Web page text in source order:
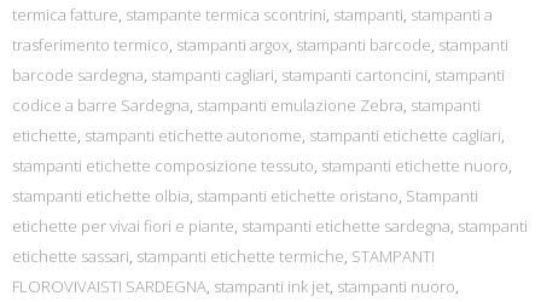
termica fatture, stampante termica scontrini, stampanti, stampanti a
trasferimento termico, stampanti argox, stampanti barcode, stampanti
barcode sardegna, stampanti cagliari, stampanti cartoncini, stampanti
codice a barre Sardegna, stampanti emulazione Zebra, stampanti
etichette, stampanti etichette autonome, stampanti etichette cagliari,
stampanti etichette composizione tessuto, stampanti etichette nuoro,
stampanti etichette olbia, stampanti etichette oristano, Stampanti
etichette per vivai fiori e piante, stampanti etichette sardegna, stampanti
etichette sassari, stampanti etichette termiche, STAMPANTI
FLOROVIVAISTI SARDEGNA, stampanti ink jet, stampanti nuoro,